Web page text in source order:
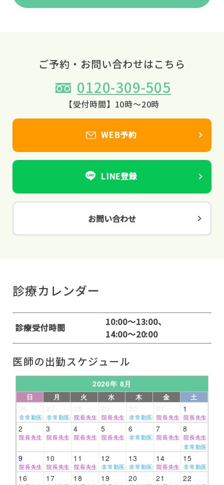
ご予約・お問い合わせはこちら
0120-309-505
【受付時間】10時～20時
WEB予約
LINE登録
お問い合わせ
診療カレンダー
診療受付時間
10:00～13:00、
14:00～20:00
医師の出勤スケジュール
2026年 8月
日 月 火 水 木 金 土
1
非常勤医師非常勤医師院長先生 院長先生 非常勤医師院長先生 院長先生
2 3 4 5 6 7 8
院長先生 院長先生 院長先生 院長先生 非常勤医師院長先生 院長先生
非常勤医師
9 10 11 12 13 14 15
院長先生 院長先生 院長先生 非常勤医師非常勤医師院長先生 非常勤医師
16 17 18 19 20 21 22